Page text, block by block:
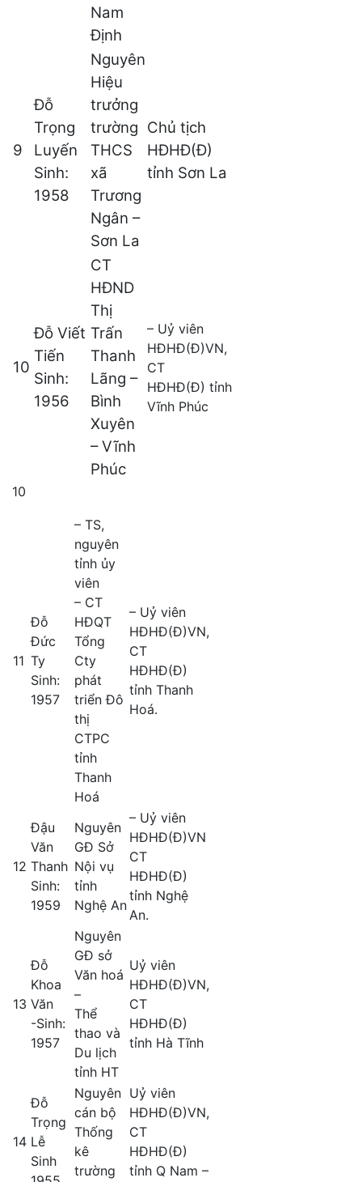
Nam
Định
9
Đỗ
Trọng
Luyến
Sinh:
1958
Nguyên
Hiệu
trưởng
trường
THCS
xã
Trương
Ngân –
Sơn La
Chủ tịch
HĐHĐ(Đ)
tỉnh Sơn La
10
Đỗ Viết
Tiến
Sinh:
1956
CT
HĐND
Thị
Trấn
Thanh
Lãng –
Bình
Xuyên
– Vĩnh
Phúc
– Uỷ viên
HĐHĐ(Đ)VN,
CT
HĐHĐ(Đ) tỉnh
Vĩnh Phúc
10
11
Đỗ
Đức
Ty
Sinh:
1957
– TS,
nguyên
tỉnh ủy
viên
– CT
HĐQT
Tổng
Cty
phát
triển Đô
thị
CTPC
tỉnh
Thanh
Hoá
– Uỷ viên
HĐHĐ(Đ)VN,
CT
HĐHĐ(Đ)
tỉnh Thanh
Hoá.
12
Đậu
Văn
Thanh
Sinh:
1959
Nguyên
GĐ Sở
Nội vụ
tỉnh
Nghệ An
– Uỷ viên
HĐHĐ(Đ)VN
CT
HĐHĐ(Đ)
tỉnh Nghệ
An.
13
Đỗ
Khoa
Văn
-Sinh:
1957
Nguyên
GĐ sở
Văn hoá
–
Thể
thao và
Du lịch
tỉnh HT
Uỷ viên
HĐHĐ(Đ)VN,
CT
HĐHĐ(Đ)
tỉnh Hà Tĩnh
14
Đỗ
Trọng
Lễ
Sinh
Nguyên
cán bộ
Thống
kê
trường
Uỷ viên
HĐHĐ(Đ)VN,
CT
HĐHĐ(Đ)
tỉnh Q Nam –